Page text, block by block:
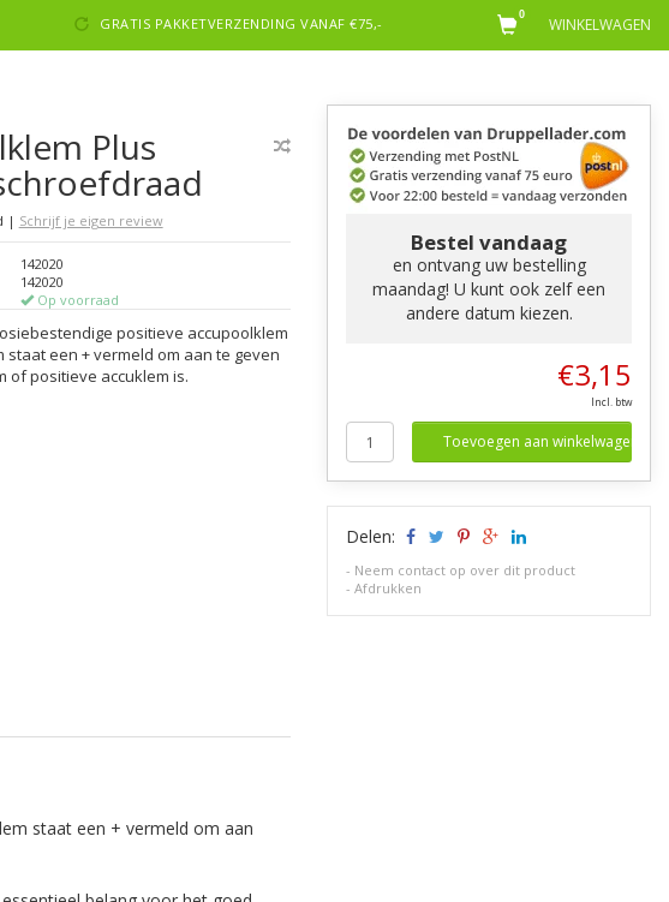
GRATIS PAKKETVERZENDING VANAF €75,- WINKELWAGEN
0
Plus
| Schrijf je eigen review
142020
142020
Op voorraad
positieve accupoolklem
staat een + vermeld om aan te geven
of positieve accuklem is.
staat een + vermeld om aan
Bestel vandaag
en ontvang uw bestelling
maandag! U kunt ook zelf een
andere datum kiezen.
€3,15
Incl. btw
Toevoegen aan winkelwagen
Delen:
- Neem contact op over dit product
-Afdrukken